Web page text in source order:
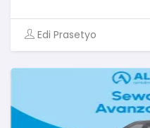
Edi Prasetyo